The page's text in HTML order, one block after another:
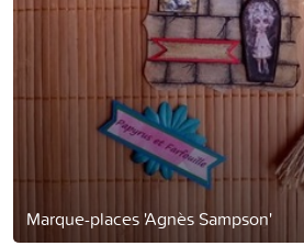
Marque-places 'Agnès Sampson'